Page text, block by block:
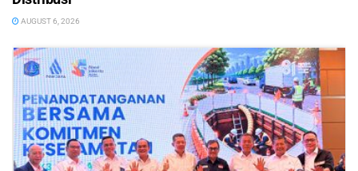
AUGUST 6, 2026